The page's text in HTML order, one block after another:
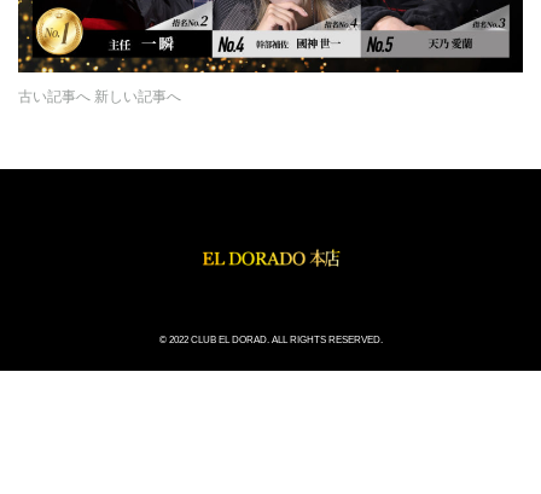
古い記事へ 新しい記事へ
© 2022 CLUB EL DORAD. ALL RIGHTS RESERVED.